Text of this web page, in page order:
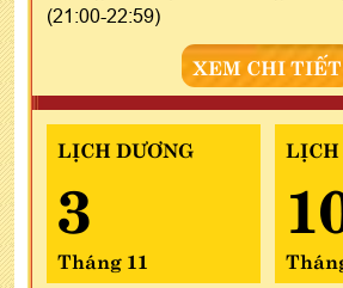
(21:00-22:59)
XEM CHI TIẾT
LỊCH DƯƠNG
3
Tháng 11
LỊCH